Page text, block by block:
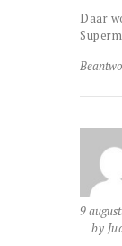
Daar
9
by